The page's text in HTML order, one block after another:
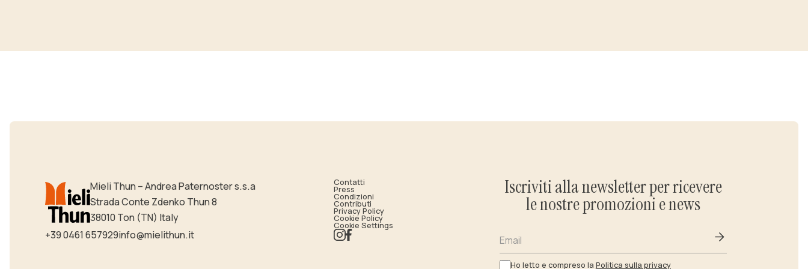
Mieli Thun – Andrea Paternoster s.s.a
Strada Conte Zdenko Thun 8
38010 Ton (TN) Italy
+39 0461 657929info@mielithun.it
Contatti
Press
Condizioni
Contributi
Privacy Policy
Cookie Policy
Cookie Settings
Iscriviti alla newsletter per ricevere
le nostre promozioni e news
Email
Ho letto e compreso la Politica sulla privacy